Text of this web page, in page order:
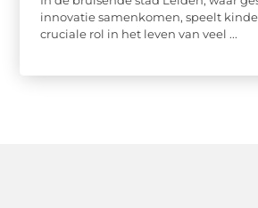
innovatie samenkomen, speelt
cruciale rol in het leven van veel ...